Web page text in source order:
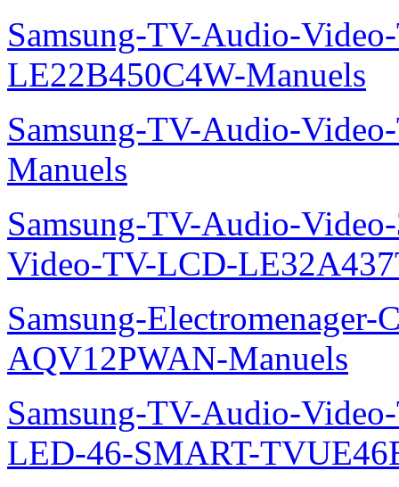
Samsung-TV-Audio-
LE22B450C4W-Manuels
Samsung-TV-Audio-
Manuels
Samsung-TV-Audio-
Video-TV-LCD-
Samsung-Electromenager-
AQV12PWAN-Manuels
Samsung-TV-Audio-
LED-46-SMART-